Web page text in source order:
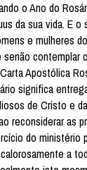
o Ano do
da sua vida. E
e mulheres
senão contemplar
Apostólica
significa
de Cristo e
reconsiderar as
do ministério
a